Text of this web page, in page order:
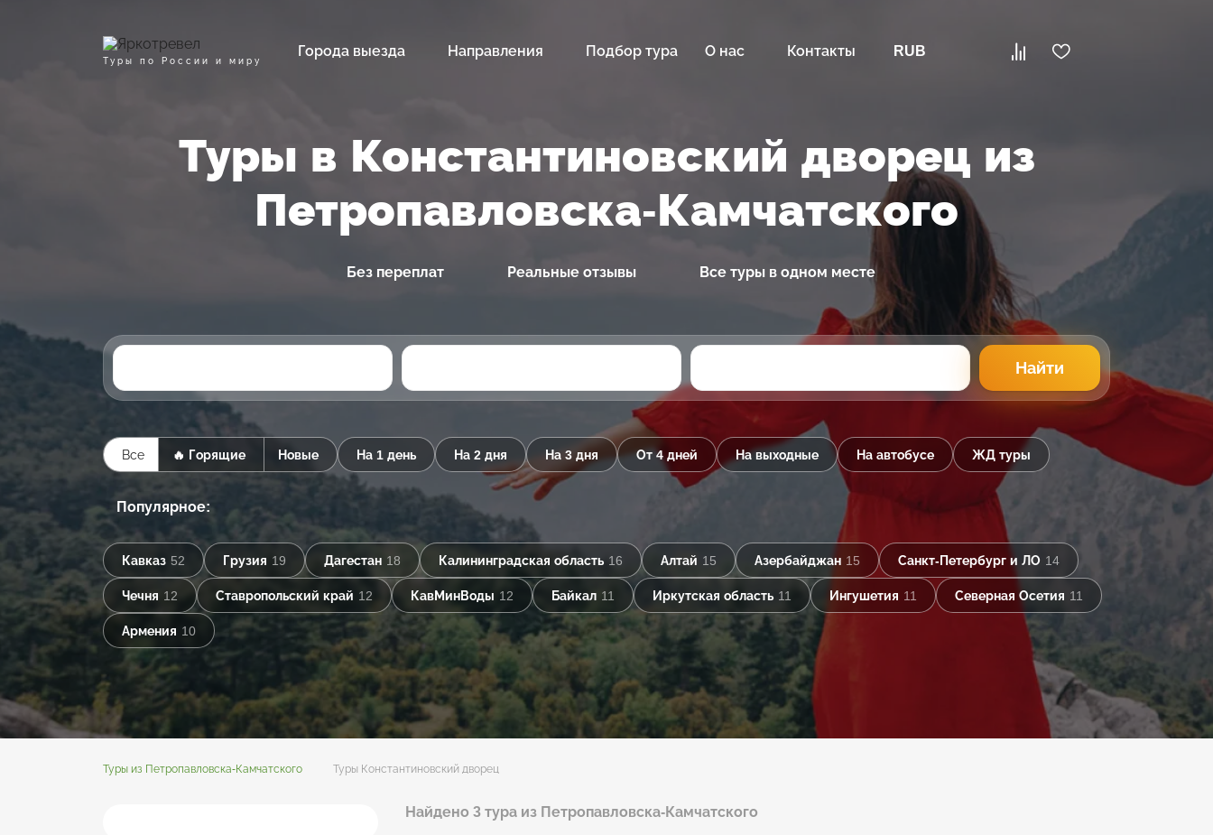
Туры по России и миру
Города выезда Направления Подбор тура О нас Контакты RUB
Туры в Константиновский дворец из
Петропавловска-Камчатского
Без переплат Реальные отзывы Все туры в одном месте
Найти
Все 🔥 Горящие Новые На 1 день На 2 дня На 3 дня От 4 дней На выходные На автобусе ЖД туры
Популярное:
Кавказ 52 Грузия 19 Дагестан 18 Калининградская область 16 Алтай 15 Азербайджан 15 Санкт-Петербург и ЛО 14
Чечня 12 Ставропольский край 12 КавМинВоды 12 Байкал 11 Иркутская область 11 Ингушетия 11 Северная Осетия 11
Армения 10
Туры из Петропавловска-Камчатского Туры Константиновский дворец
Найдено 3 тура из Петропавловска-Камчатского